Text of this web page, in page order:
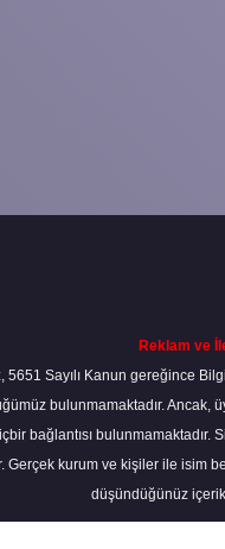
Reklam ve
5651 Sayılı Kanun gereğince
bulunmamaktadır. Ancak,
bağlantısı bulunmamaktadır.
Gerçek kurum ve kişiler ile isim
düşündüğünüz